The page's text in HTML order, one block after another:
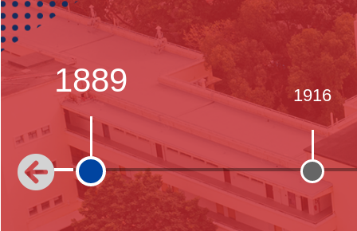
1889 1916